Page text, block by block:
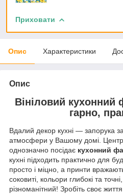
Приховати
Опис Характеристики
Опис
Вініловий
гарно,
Вдалий декор кухні — запорука
атмосфери у Вашому домі.
однозначно посідає кухонний
кухні підходить практично для
просто і міцно, а принти
соковиті, кольори глибокі та
різноманітний! Зробіть своє